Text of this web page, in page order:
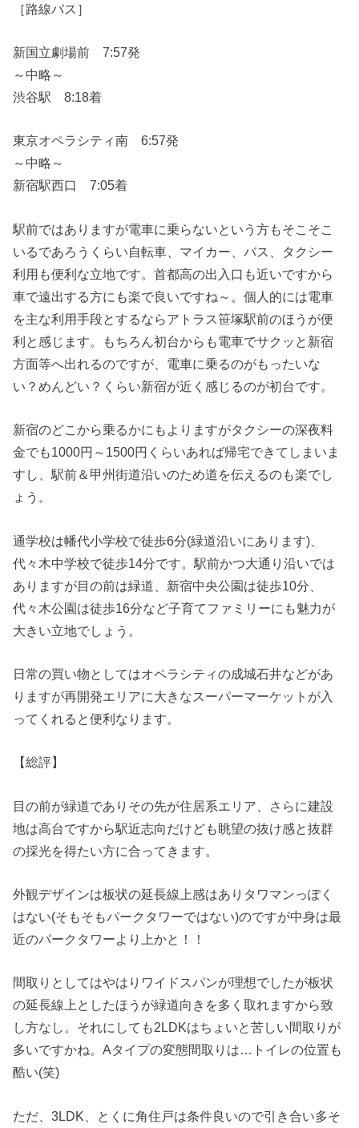
［路線バス］
新国立劇場前 7:57発
～中略～
渋谷駅 8:18着
東京オペラシティ南 6:57発
～中略～
新宿駅西口 7:05着
駅前ではありますが電車に乗らないという方もそこそこ
いるであろうくらい自転車、マイカー、バス、タクシー
利用も便利な立地です。首都高の出入口も近いですから
車で遠出する方にも楽で良いですね～。個人的には電車
を主な利用手段とするならアトラス笹塚駅前のほうが便
利と感じます。もちろん初台からも電車でサクッと新宿
方面等へ出れるのですが、電車に乗るのがもったいな
い？めんどい？くらい新宿が近く感じるのが初台です。
新宿のどこから乗るかにもよりますがタクシーの深夜料
金でも1000円～1500円くらいあれば帰宅できてしまいま
すし、駅前＆甲州街道沿いのため道を伝えるのも楽でし
ょう。
通学校は幡代小学校で徒歩6分(緑道沿いにあります)、
代々木中学校で徒歩14分です。駅前かつ大通り沿いでは
ありますが目の前は緑道、新宿中央公園は徒歩10分、
代々木公園は徒歩16分など子育てファミリーにも魅力が
大きい立地でしょう。
日常の買い物としてはオペラシティの成城石井などがあ
りますが再開発エリアに大きなスーパーマーケットが入
ってくれると便利なります。
【総評】
目の前が緑道でありその先が住居系エリア、さらに建設
地は高台ですから駅近志向だけども眺望の抜け感と抜群
の採光を得たい方に合ってきます。
外観デザインは板状の延長線上感はありタワマンっぽく
はない(そもそもパークタワーではない)のですが中身は最
近のパークタワーより上かと！！
間取りとしてはやはりワイドスパンが理想でしたが板状
の延長線上としたほうが緑道向きを多く取れますから致
し方なし。それにしても2LDKはちょいと苦しい間取りが
多いですかね。Aタイプの変態間取りは…トイレの位置も
酷い(笑)
ただ、3LDK、とくに角住戸は条件良いので引き合い多そ